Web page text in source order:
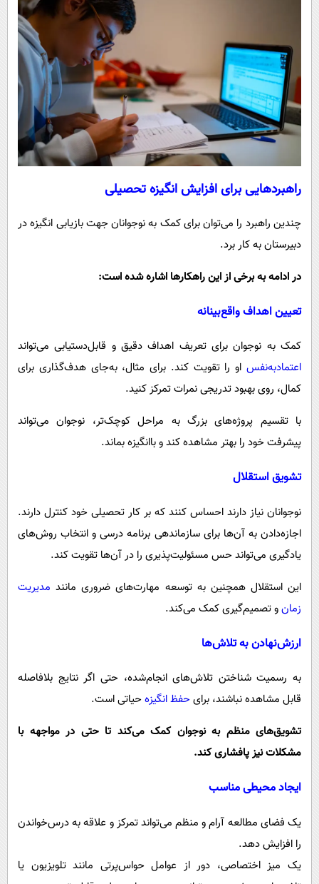
راهبردهایی برای افزایش انگیزه تحصیلی
چندین راهبرد را می‌توان برای کمک به نوجوانان جهت بازیابی انگیزه در
دبیرستان به کار برد.
در ادامه به برخی از این راهکارها اشاره شده است:
تعیین اهداف واقع‌بینانه
کمک به نوجوان برای تعریف اهداف دقیق و قابل‌دستیابی می‌تواند
اعتمادبه‌نفس او را تقویت کند. برای مثال، به‌جای هدف‌گذاری برای
کمال، روی بهبود تدریجی نمرات تمرکز کنید.
با تقسیم پروژه‌های بزرگ به مراحل کوچک‌تر، نوجوان می‌تواند
پیشرفت خود را بهتر مشاهده کند و باانگیزه بماند.
تشویق استقلال
نوجوانان نیاز دارند احساس کنند که بر کار تحصیلی خود کنترل دارند.
اجازه‌دادن به آن‌ها برای سازماندهی برنامه درسی و انتخاب روش‌های
یادگیری می‌تواند حس مسئولیت‌پذیری را در آن‌ها تقویت کند.
این استقلال همچنین به توسعه مهارت‌های ضروری مانند مدیریت
زمانو تصمیم‌گیری کمک می‌کند.
ارزش‌نهادن به تلاش‌ها
به رسمیت شناختن تلاش‌های انجام‌شده، حتی اگر نتایج بلافاصله
قابل مشاهده نباشند، برایحفظ انگیزهحیاتی است.
تشویق‌های منظم به نوجوان کمک می‌کند تا حتی در مواجهه با
مشکلات نیز پافشاری کند.
ایجاد محیطی مناسب
یک فضای مطالعه آرام و منظم می‌تواند تمرکز و علاقه به درس‌خواندن
را افزایش دهد.
یک میز اختصاصی، دور از عوامل حواس‌پرتی مانند تلویزیون یا